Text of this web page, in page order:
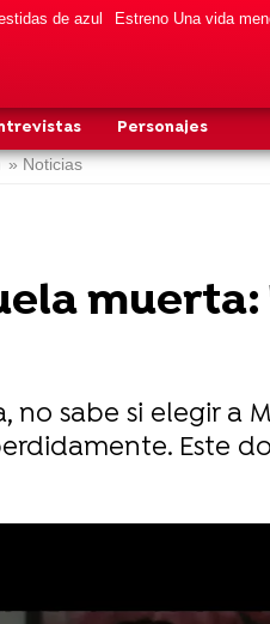
de azul Estreno Una vida
Personajes
» Noticias
muerta:
no sabe si elegir a
Este